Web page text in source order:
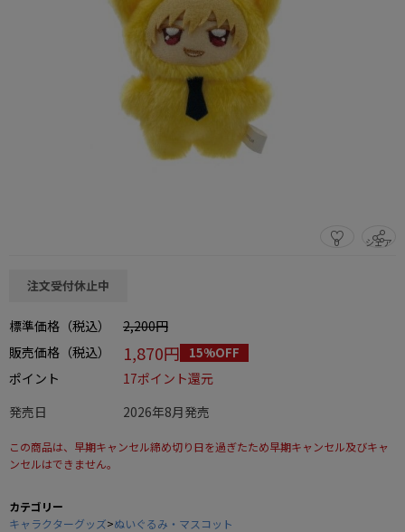
0 シェア
この商品をシェアする
注文受付休止中
標準価格（税込）
2,200円
販売価格（税込）
1,870円 15%OFF
ポイント
17ポイント還元
発売日
2026年8月発売
この商品は、早期キャンセル締め切り日を過ぎたため早期キャンセル及びキャ
ンセルはできません。
カテゴリー
キャラクターグッズ>ぬいぐるみ・マスコット